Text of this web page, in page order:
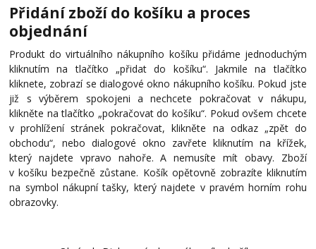
Přidání zboží do košíku a proces
objednání
Produkt do virtuálního nákupního košíku přidáme jednoduchým
kliknutím na tlačítko „přidat do košíku“. Jakmile na tlačítko
kliknete, zobrazí se dialogové okno nákupního košíku. Pokud jste
již s výběrem spokojeni a nechcete pokračovat v nákupu,
klikněte na tlačítko „pokračovat do košíku“. Pokud ovšem chcete
v prohlížení stránek pokračovat, klikněte na odkaz „zpět do
obchodu“, nebo dialogové okno zavřete kliknutím na křížek,
který najdete vpravo nahoře. A nemusíte mít obavy. Zboží
v košíku bezpečně zůstane. Košík opětovně zobrazíte kliknutím
na symbol nákupní tašky, který najdete v pravém horním rohu
obrazovky.